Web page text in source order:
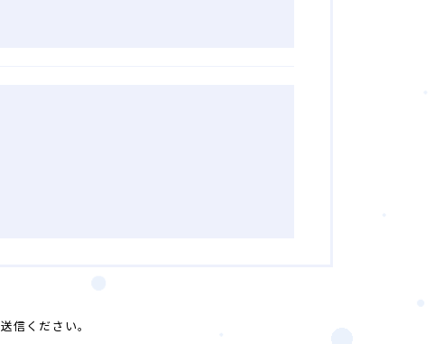
送信ください。